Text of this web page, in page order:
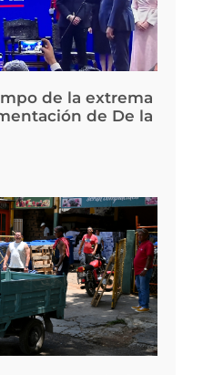
de la extrema
de De la